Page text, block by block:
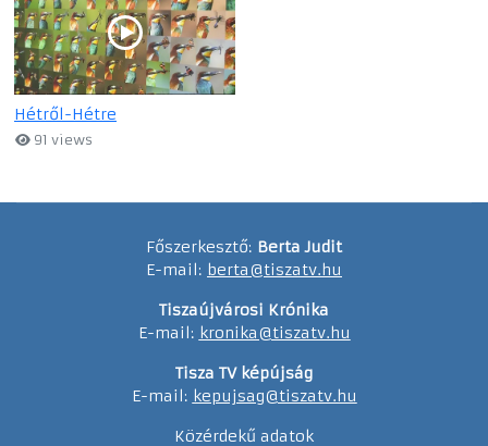
Hétről-Hétre
91 views
Főszerkesztő: Berta Judit
E-mail: berta@tiszatv.hu
Tiszaújvárosi Krónika
E-mail: kronika@tiszatv.hu
Tisza TV képújság
E-mail: kepujsag@tiszatv.hu
Közérdekű adatok